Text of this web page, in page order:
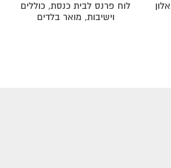
לוח פרנס לבית כנסת, כוללים
וישיבות, מואר בלדים